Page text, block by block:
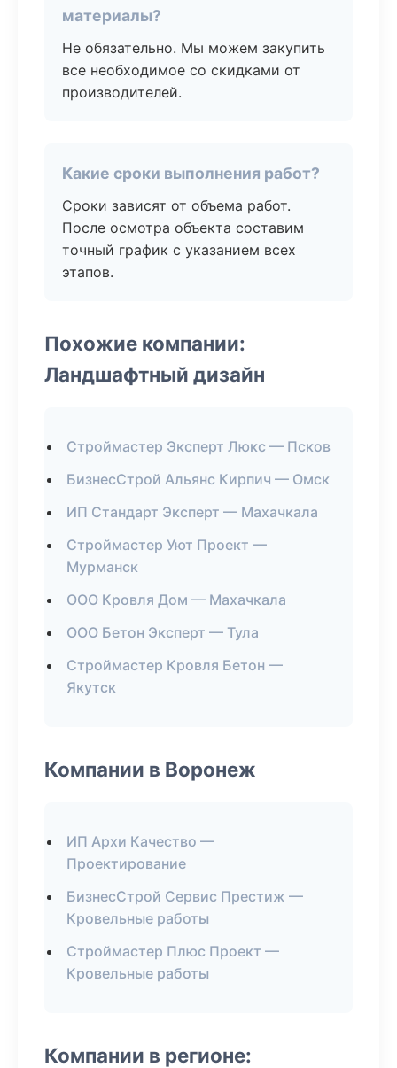
материалы?
Не обязательно. Мы можем закупить
все необходимое со скидками от
производителей.
Какие сроки выполнения работ?
Сроки зависят от объема работ.
После осмотра объекта составим
точный график с указанием всех
этапов.
Похожие компании:
Ландшафтный дизайн
Строймастер Эксперт Люкс — Псков
БизнесСтрой Альянс Кирпич — Омск
ИП Стандарт Эксперт — Махачкала
Строймастер Уют Проект —
Мурманск
ООО Кровля Дом — Махачкала
ООО Бетон Эксперт — Тула
Строймастер Кровля Бетон —
Якутск
Компании в Воронеж
ИП Архи Качество —
Проектирование
БизнесСтрой Сервис Престиж —
Кровельные работы
Строймастер Плюс Проект —
Кровельные работы
Компании в регионе: